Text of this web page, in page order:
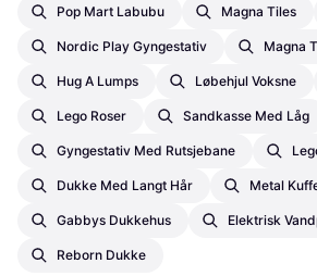
Pop Mart Labubu Magna Tiles
Nordic Play Gyngestativ Magna
Hug A Lumps Løbehjul Voksne
Lego Roser Sandkasse Med Låg
Gyngestativ Med Rutsjebane
Dukke Med Langt Hår Metal
Gabbys Dukkehus Elektrisk
Reborn Dukke